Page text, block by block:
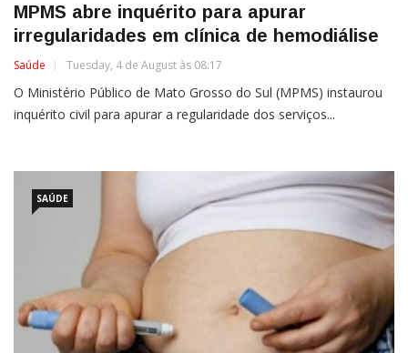
MPMS abre inquérito para apurar
irregularidades em clínica de hemodiálise
Saúde Tuesday, 4 de August às 08:17
O Ministério Público de Mato Grosso do Sul (MPMS) instaurou
inquérito civil para apurar a regularidade dos serviços...
SAÚDE